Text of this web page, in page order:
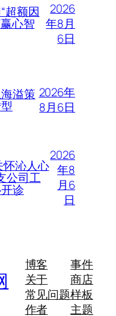
超额因
心智
2026
年8月
6日
溢策 2026年
8月6日
怀沁人心
公司工
诊
2026
年8
月6
日
博客
关于
常见问题
作者
事件
商店
样板
主题